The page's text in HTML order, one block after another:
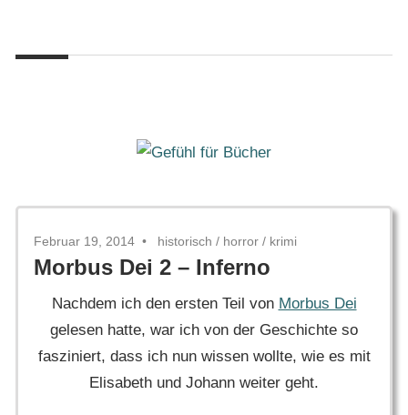
springen
Gefühl
für
Februar 19, 2014 historisch / horror / krimi
Morbus Dei 2 – Inferno
Nachdem ich den ersten Teil von Morbus Dei
gelesen hatte, war ich von der Geschichte so
fasziniert, dass ich nun wissen wollte, wie es mit
Elisabeth und Johann weiter geht.